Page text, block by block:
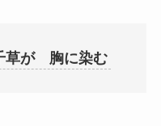
草が 胸に染む